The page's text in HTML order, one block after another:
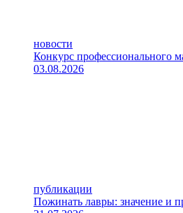
новости
Конкурс профессионального
03.08.2026
публикации
Пожинать лавры: значение и